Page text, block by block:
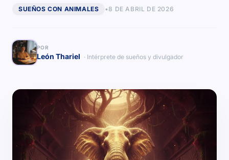
SUEÑOS CON ANIMALES •8 DE ABRIL DE 2026
POR
León Thariel · Intérprete de sueños y divulgador